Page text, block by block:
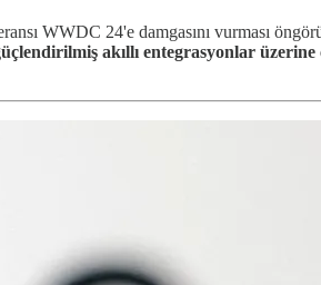
WWDC 24'e damgasını vurması
akıllı entegrasyonlar üzerine